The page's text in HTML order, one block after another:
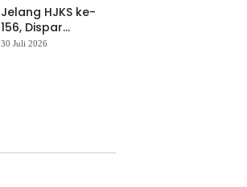
Waspada
Jelang HJKS ke-
156, Dispar
Kabupaten
30 Juli 2026